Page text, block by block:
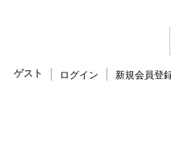
ゲスト ログイン 新規会員登